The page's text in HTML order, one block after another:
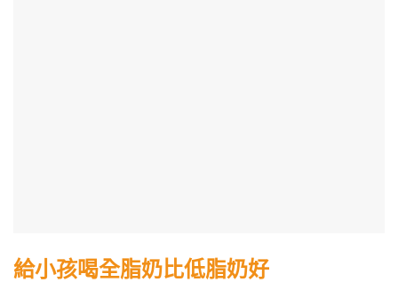
給小孩喝全脂奶比低脂奶好